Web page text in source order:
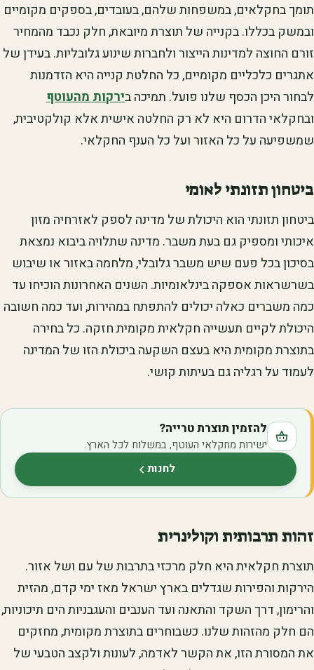
תומך בחקלאים, במשפחות שלהם, בעובדים, בספקים מקומיים
ובמשק בכללו. בקנייה של תוצרת מיובאת, חלק נכבד מהמחיר
זורם החוצה למדינות הייצור ולחברות שינוע גלובליות. בעידן של
אתגרים כלכליים מקומיים, כל החלטת קנייה היא הזדמנות
לבחור היכן הכסף שלנו פועל. תמיכה בירקות מהעוטף
ובחקלאי הדרום היא לא רק החלטה אישית אלא קולקטיבית,
שמשפיעה על כל האזור ועל כל הענף החקלאי.
ביטחון תזונתי לאומי
ביטחון תזונתי הוא היכולת של מדינה לספק לאזרחיה מזון
איכותי ומספיק גם בעת משבר. מדינה שתלויה ביבוא נמצאת
בסיכון בכל פעם שיש משבר גלובלי, מלחמה באזור או שיבוש
בשרשראות אספקה בינלאומיות. השנים האחרונות הוכיחו עד
כמה משברים כאלה יכולים להתפתח במהירות, ועד כמה חשובה
היכולת לקיים תעשייה חקלאית מקומית חזקה. כל בחירה
בתוצרת מקומית היא בעצם השקעה ביכולת הזו של המדינה
לעמוד על רגליה גם בעיתות קושי.
להזמין תוצרת טרייה?
ישירות מחקלאי העוטף, במשלוח לכל הארץ.
לחנות(נפתח בלשונית חדשה)
זהות תרבותית וקולינרית
תוצרת חקלאית היא חלק מרכזי בתרבות של עם ושל אזור.
הירקות והפירות שגדלים בארץ ישראל מאז ימי קדם, מהזית
והרימון, דרך השקד והתאנה ועד הענבים והעגבניות הים תיכוניות,
הם חלק מהזהות שלנו. כשבוחרים בתוצרת מקומית, מחזקים
את המסורת הזו, את הקשר לאדמה, לעונות ולקצב הטבעי של